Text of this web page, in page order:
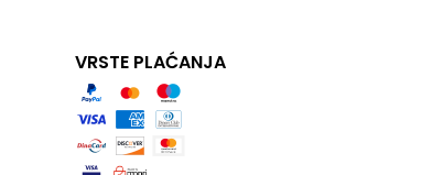
VRSTE PLAĆANJA